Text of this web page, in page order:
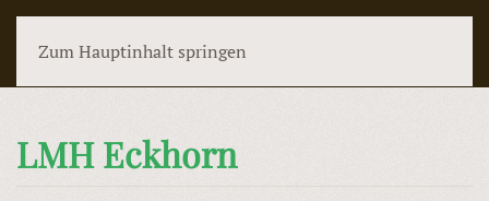
Zum Hauptinhalt springen
LMH Eckhorn